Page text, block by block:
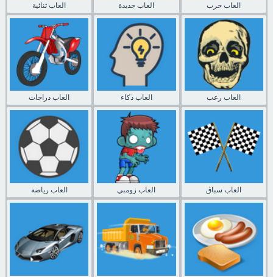
العاب ثنائية العاب جديدة العاب حرب
العاب دراجات العاب ذكاء العاب رعب
العاب رياضة العاب زومبي العاب سباق